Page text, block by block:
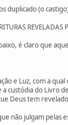
duplicado (o
é claro que
e Luz, com a
custódia do Livro
Deus tem
não julgam pelas